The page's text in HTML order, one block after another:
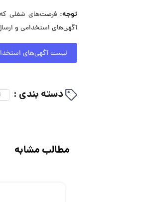
توجه: فرصت‌های شغلی که
آگهی‌های استخدامی و
لیست آگهی‌های
دسته بندی :
مطالب مشابه